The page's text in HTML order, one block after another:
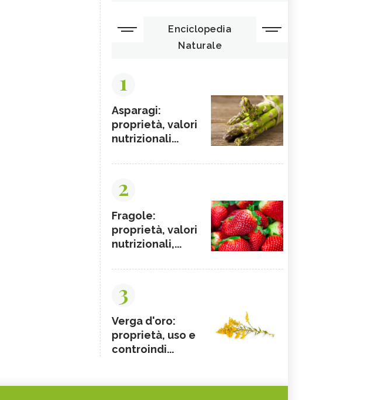
Enciclopedia
Naturale
1
Asparagi:
proprietà, valori
nutrizionali...
2
Fragole:
proprietà, valori
nutrizionali,...
3
Verga d'oro:
proprietà, uso e
controindi...